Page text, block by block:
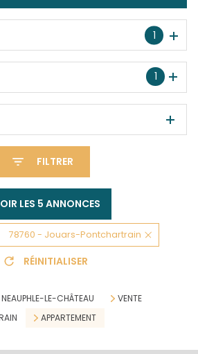
1
1
FILTRER
LES 5 ANNONCES
78760 - Jouars-Pontchartrain
RÉINITIALISER
LE-CHÂTEAU
VENTE
APPARTEMENT